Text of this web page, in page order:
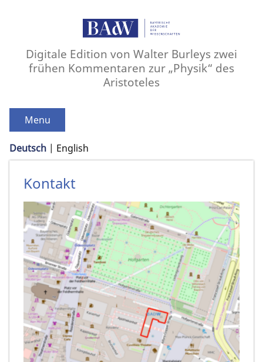
Digitale Edition von Walter Burleys zwei
frühen Kommentaren zur „Physik“ des
Aristoteles
Menu
Deutsch English
Kontakt